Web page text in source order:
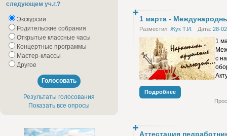
1 марта -
Разместил: Жук Т.И. Дата: 28-
1
с
Подробнее
Аттестация
следующем уч.г.?
Экскурсии
Родительские собрания
Открытые классные часы
Концертные программы
Мастер-классы
Другое
Результаты голосования
Показать все опросы